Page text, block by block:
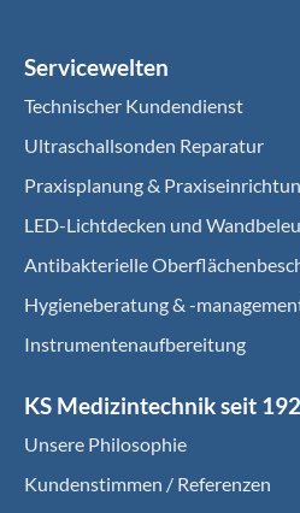
Servicewelten
Technischer Kundendienst
Ultraschallsonden Reparatur
Praxisplanung &
LED-Lichtdecken und
Antibakterielle
Hygieneberatung & -
Instrumentenaufbereitung
KS Medizintechnik seit
Unsere Philosophie
Kundenstimmen / Referenzen